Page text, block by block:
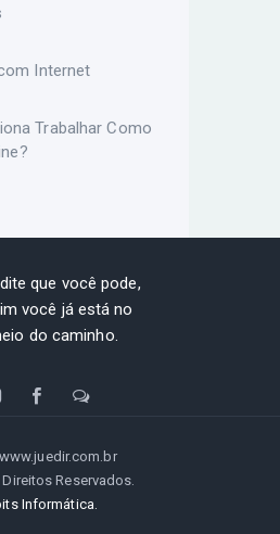
Internet
Trabalhar Como
que você pode,
você já está no
do caminho.
Reservados.
Informática.